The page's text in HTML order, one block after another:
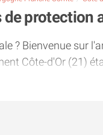
protection
? Bienvenue sur
Côte-d'Or (21)
sur le